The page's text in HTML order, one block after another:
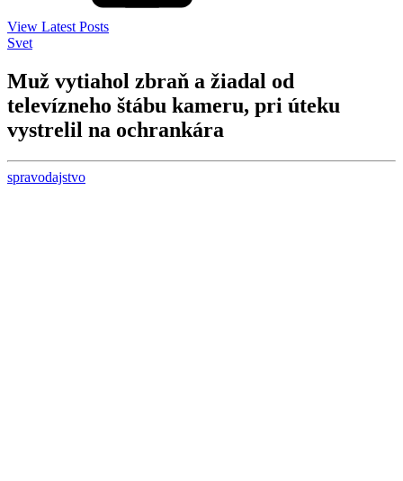
View Latest Posts
Svet
Muž vytiahol zbraň a žiadal od
televízneho štábu kameru, pri úteku
vystrelil na ochrankára
spravodajstvo